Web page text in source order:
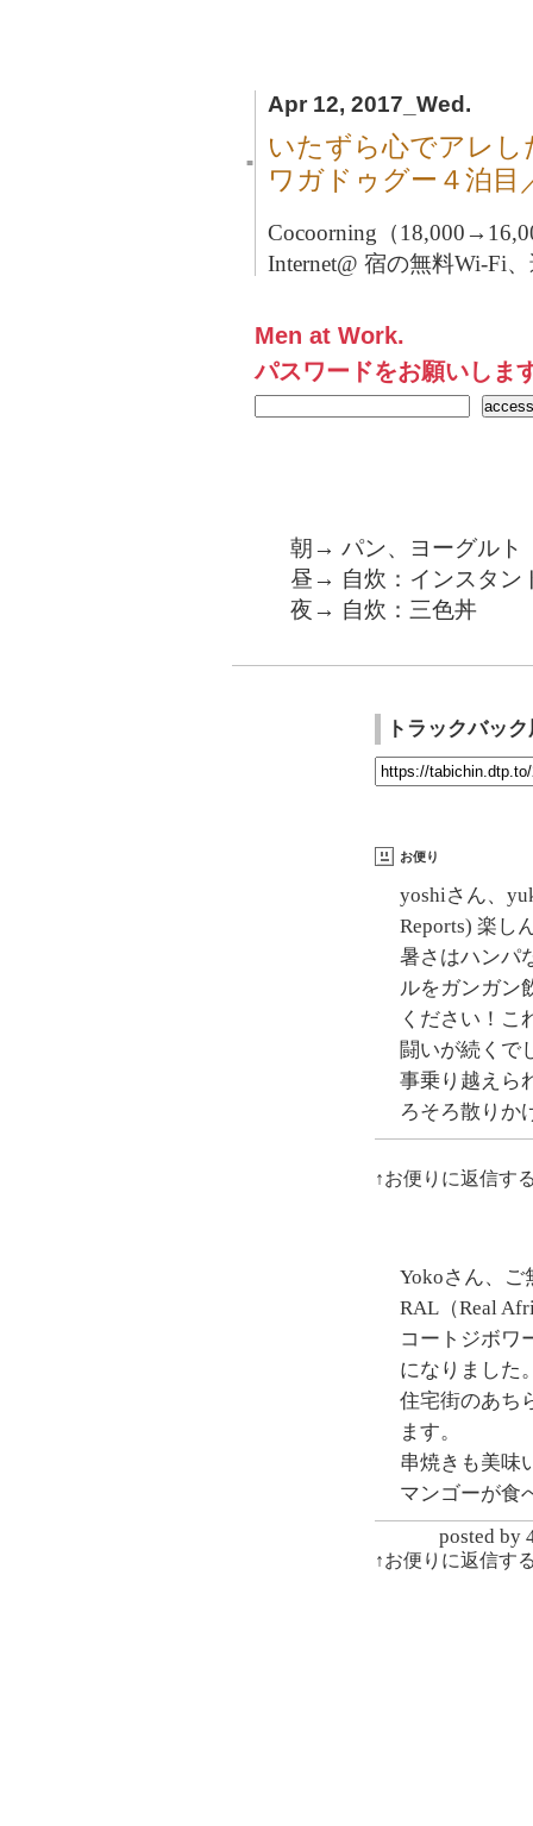
Apr 12, 2017_Wed.
■
いたずら心でアレ
ワガドゥグー４泊
Cocoorning（
Internet@ 宿の無料Wi-Fi
Men at Work.
パスワードをお願いしま
朝→ パン、ヨーグルト
昼→ 自炊：インスタン
夜→ 自炊：三色丼
トラックバッ
お便り
yoshiさん、
Reports) 楽し
暑さはハンパ
ルをガンガン
ください！こ
闘いが続くで
事乗り越えら
ろそろ散りか
↑お便りに返信す
Yokoさん、ご
RAL（Real
コートジボワ
になりました
住宅街のあち
ます。
串焼きも美味
マンゴーが食
posted by
↑お便りに返信す